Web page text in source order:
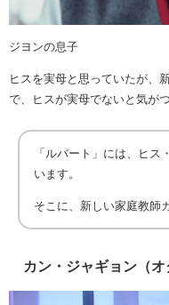
ジヨンの息子
ヒスを実母と思っていたが、
で、ヒスが実母でないと気がつ
「ルバート」には、ヒス
います。
そこに、新しい家庭教師
カン・ジャギョン（オ